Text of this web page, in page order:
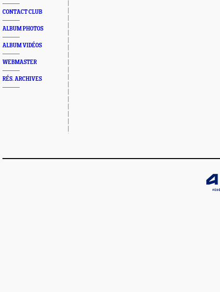
CONTACT CLUB
ALBUM PHOTOS
ALBUM VIDÉOS
WEBMASTER
RÉS. ARCHIVES